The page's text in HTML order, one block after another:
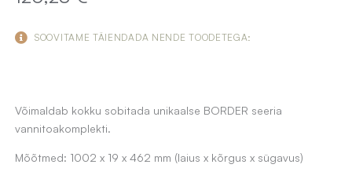
SOOVITAME TÄIENDADA NENDE TOODETEGA:
Võimaldab kokku sobitada unikaalse BORDER seeria
vannitoakomplekti.
Mõõtmed: 1002 x 19 x 462 mm (laius x kõrgus x sügavus)